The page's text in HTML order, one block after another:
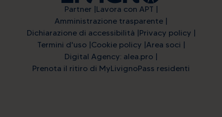
Partner Lavora con APT
Amministrazione trasparente
Dichiarazione di accessibilità Privacy policy
Termini d'uso Cookie policy Area soci
Digital Agency: alea.pro
Prenota il ritiro di MyLivignoPass residenti